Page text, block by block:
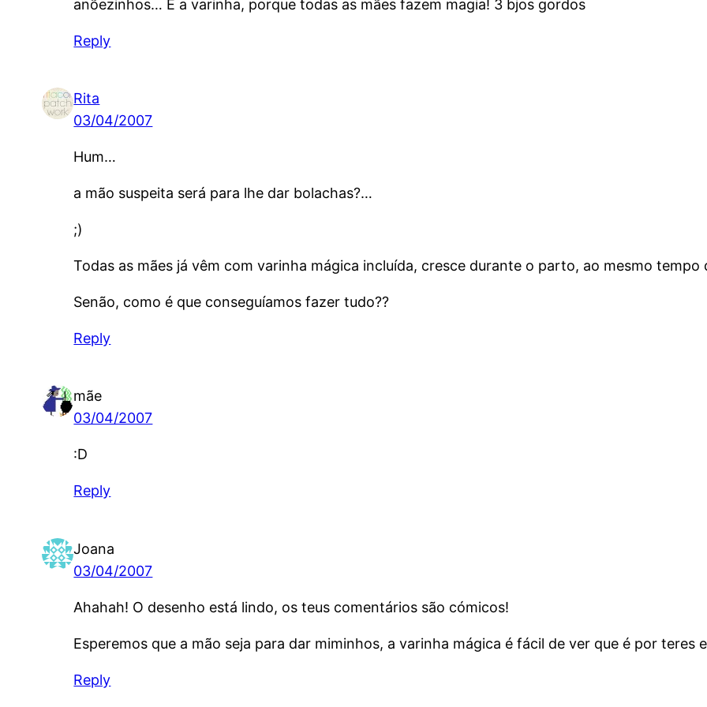
anõezinhos… E a varinha, porque todas as mães fazem magia! 3 bjos gordos
Reply
Rita
03/04/2007
Hum…
a mão suspeita será para lhe dar bolachas?…
;)
Todas as mães já vêm com varinha mágica incluída, cresce durante o parto, ao mesmo tempo
Senão, como é que conseguíamos fazer tudo??
Reply
mãe
03/04/2007
:D
Reply
Joana
03/04/2007
Ahahah! O desenho está lindo, os teus comentários são cómicos!
Esperemos que a mão seja para dar miminhos, a varinha mágica é fácil de ver que é por teres
Reply